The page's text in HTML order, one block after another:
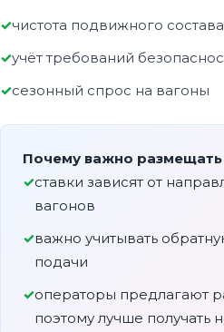
чистота подвижного состава
учёт требований
сезонный спрос на вагоны
Почему важно размещать
ставки зависят от
вагонов
важно учитывать
подачи
операторы предлагают
поэтому лучше получать